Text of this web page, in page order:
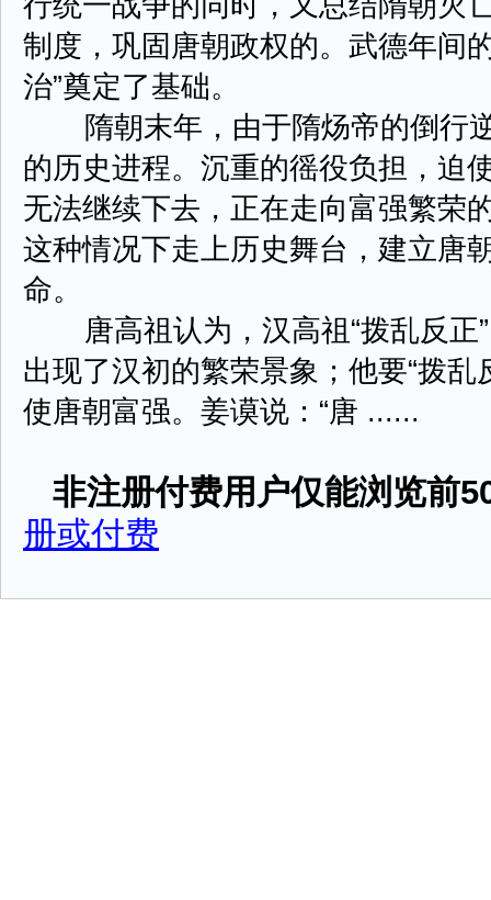
制度，巩固唐朝政权的。武德年间
治”奠定了基础。
隋朝末年，由于隋炀帝的倒行
的历史进程。沉重的徭役负担，迫
无法继续下去，正在走向富强繁荣
这种情况下走上历史舞台，建立唐
命。
唐高祖认为，汉高祖“拨乱反正”
出现了汉初的繁荣景象；他要“拨
使唐朝富强。姜谟说：“唐 ......
非注册付费用户仅能浏览前
册或付费